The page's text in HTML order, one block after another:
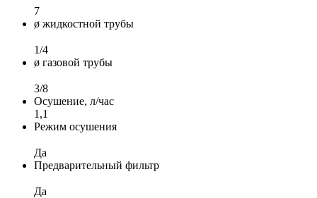
7
ø жидкостной трубы
1/4
ø газовой трубы
3/8
Осушение, л/час
1,1
Режим осушения
Да
Предварительный фильтр
Да